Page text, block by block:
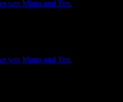
von Mimo und Tim.
von Mimo und Tim.